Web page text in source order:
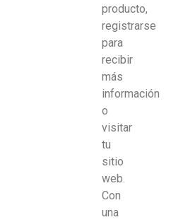
producto,
registrarse
para
recibir
más
información
o
visitar
tu
sitio
web.
Con
una